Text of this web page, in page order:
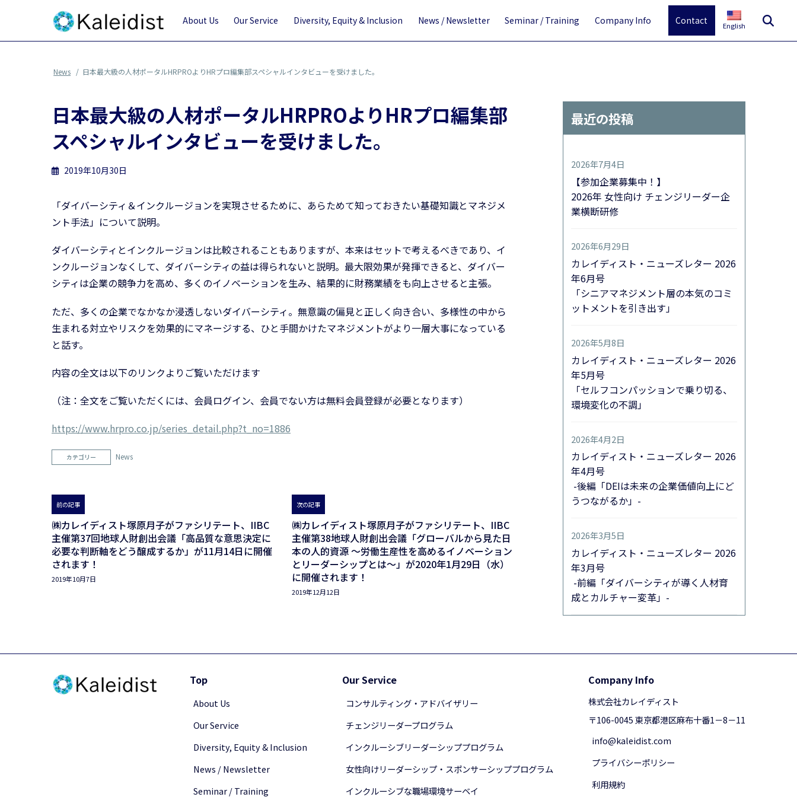
About Us Our Service Diversity, Equity & Inclusion News / Newsletter Seminar / Training Company Info Contact English
News 日本最大級の人材ポータルHRPROよりHRプロ編集部スペシャルインタビューを受けました。
日本最大級の人材ポータルHRPROよりHRプロ編集部
スペシャルインタビューを受けました。
2019年10月30日
「ダイバーシティ＆インクルージョンを実現させるために、あらためて知っておきたい基礎知識とマネジメ
ント手法」について説明。
ダイバーシティとインクルージョンは比較されることもありますが、本来はセットで考えるべきであり、イ
ンクルージョンなくして、ダイバーシティの益は得られないと説明。最大限効果が発揮できると、ダイバー
シティは企業の競争力を高め、多くのイノベーションを生み、結果的に財務業績をも向上させると主張。
ただ、多くの企業でなかなか浸透しないダイバーシティ。無意識の偏見と正しく向き合い、多様性の中から
生まれる対立やリスクを効果的にマネージする、ひと手間かけたマネジメントがより一層大事になっている
と話す。
内容の全文は以下のリンクよりご覧いただけます
（注：全文をご覧いただくには、会員ログイン、会員でない方は無料会員登録が必要となります）
https://www.hrpro.co.jp/series_detail.php?t_no=1886
カテゴリー News
前の記事
㈱カレイディスト塚原月子がファシリテート、IIBC
主催第37回地球人財創出会議「高品質な意思決定に
必要な判断軸をどう醸成するか」が11月14日に開催
されます！
2019年10月7日
次の記事
㈱カレイディスト塚原月子がファシリテート、IIBC
主催第38地球人財創出会議「グローバルから見た日
本の人的資源 ～労働生産性を高めるイノベーション
とリーダーシップとは～」が2020年1月29日（水）
に開催されます！
2019年12月12日
最近の投稿
【参加企業募集中！】
2026年 女性向け チェンジリーダー企
業横断研修
2026年7月4日
カレイディスト・ニューズレター 2026
年6月号
「シニアマネジメント層の本気のコミ
ットメントを引き出す」
2026年6月29日
カレイディスト・ニューズレター 2026
年5月号
「セルフコンパッションで乗り切る、
環境変化の不調」
2026年5月8日
カレイディスト・ニューズレター 2026
年4月号
-後編「DEIは未来の企業価値向上にど
うつながるか」-
2026年4月2日
カレイディスト・ニューズレター 2026
年3月号
-前編「ダイバーシティが導く人材育
成とカルチャー変革」-
2026年3月5日
Top
About Us
Our Service
Diversity, Equity & Inclusion
News / Newsletter
Seminar / Training
Our Service
コンサルティング・アドバイザリー
チェンジリーダープログラム
インクルーシブリーダーシッププログラム
女性向けリーダーシップ・スポンサーシッププログラム
インクルーシブな職場環境サーベイ
Company Info
株式会社カレイディスト
〒106-0045 東京都港区麻布十番1－8－11
info@kaleidist.com
プライバシーポリシー
利用規約